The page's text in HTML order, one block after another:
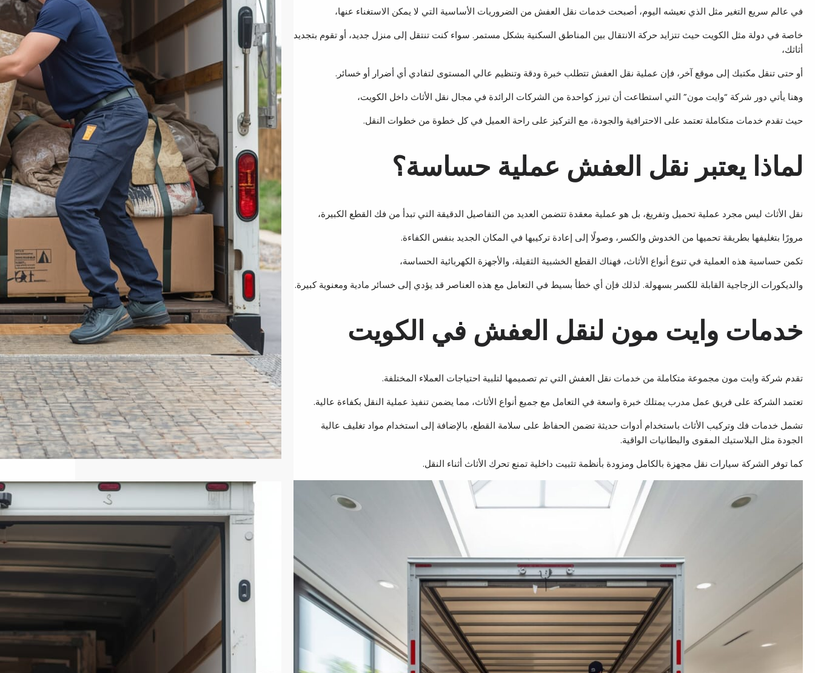
في عالم سريع التغير مثل الذي نعيشه اليوم، أصبحت خدمات نقل العفش من الضروريات الأساسية التي لا يمكن الاستغناء عنها،
خاصة في دولة مثل الكويت حيث تتزايد حركة الانتقال بين المناطق السكنية بشكل مستمر. سواء كنت تنتقل إلى منزل جديد، أو تقوم بتجديد
أثاثك،
أو حتى تنقل مكتبك إلى موقع آخر، فإن عملية نقل العفش تتطلب خبرة ودقة وتنظيم عالي المستوى لتفادي أي أضرار أو خسائر.
وهنا يأتي دور شركة “وايت مون” التي استطاعت أن تبرز كواحدة من الشركات الرائدة في مجال نقل الأثاث داخل الكويت،
حيث تقدم خدمات متكاملة تعتمد على الاحترافية والجودة، مع التركيز على راحة العميل في كل خطوة من خطوات النقل.
لماذا يعتبر نقل العفش عملية حساسة؟
نقل الأثاث ليس مجرد عملية تحميل وتفريغ، بل هو عملية معقدة تتضمن العديد من التفاصيل الدقيقة التي تبدأ من فك القطع الكبيرة،
مرورًا بتغليفها بطريقة تحميها من الخدوش والكسر، وصولًا إلى إعادة تركيبها في المكان الجديد بنفس الكفاءة.
تكمن حساسية هذه العملية في تنوع أنواع الأثاث، فهناك القطع الخشبية الثقيلة، والأجهزة الكهربائية الحساسة،
والديكورات الزجاجية القابلة للكسر بسهولة. لذلك فإن أي خطأ بسيط في التعامل مع هذه العناصر قد يؤدي إلى خسائر مادية ومعنوية كبيرة.
خدمات وايت مون لنقل العفش في الكويت
تقدم شركة وايت مون مجموعة متكاملة من خدمات نقل العفش التي تم تصميمها لتلبية احتياجات العملاء المختلفة.
تعتمد الشركة على فريق عمل مدرب يمتلك خبرة واسعة في التعامل مع جميع أنواع الأثاث، مما يضمن تنفيذ عملية النقل بكفاءة عالية.
تشمل خدمات فك وتركيب الأثاث باستخدام أدوات حديثة تضمن الحفاظ على سلامة القطع، بالإضافة إلى استخدام مواد تغليف عالية
الجودة مثل البلاستيك المقوى والبطانيات الواقية.
كما توفر الشركة سيارات نقل مجهزة بالكامل ومزودة بأنظمة تثبيت داخلية تمنع تحرك الأثاث أثناء النقل.
نقل عفش المنازل والمكاتب خدمات
نقل احترافية تضمن الأمان وسرعة
وجودة
عندما يحين وقت الانتقال إلى منزل جديد أو
مقر عمل مختلف، تصبح عملية نقل الأثاث
واحدة من أكثر المهام التي تحتاج إلى
تخطيط دقيق وخبرة حقيقية. فالأثاث لا
يمثل مجرد مقتنيات مادية، بل يضم قطعًا
ذات قيمة مالية ومعنوية تحتاج إلى عناية
خاصة أثناء الفك والتغليف والنقل